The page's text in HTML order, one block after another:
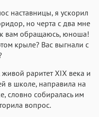
наставницы, я ускорил
но черта с два мне
вам обращаюсь, юноша!
крыле? Вас выгнали с
раритет XIX века и
в школе, направила на
словно собиралась им
вопрос.